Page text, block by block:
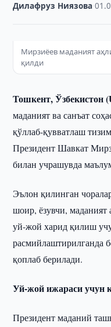
Дилафруз Ниязова ·
Мирзиёев маданият
қилди
Тошкент,
маданият ва санъат
қўллаб-қувватлаш
Президент Шавкат
билан учрашувда
Эълон қилинган
шоир, ёзувчи, маданият
уй-жой харид қилиш
расмийлаштирилганда
қоплаб берилади.
Уй-жой ижараси учун
Президент маданий